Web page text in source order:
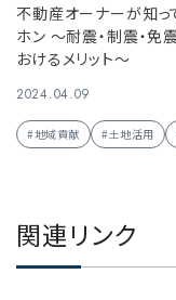
不動産オーナーが知っ
ホン ～耐震・制震・
おけるメリット～
2024.04.09
#地域貢献 #土地活用
関連リンク